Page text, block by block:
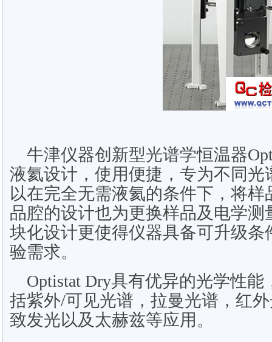
牛津仪器创新型光谱学恒温器
液氦设计，使用便捷，专为不同光
以在完全无需液氦的条件下，将
品腔的设计也为更换样品及电学
块化设计更使得仪器具备可升级条
验需求。
Optistat Dry具有优异的光学性能
括紫外/可见光谱，拉曼光谱，红
致发光以及太赫兹等应用。